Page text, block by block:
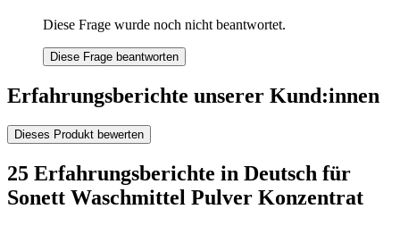
Diese Frage wurde noch nicht beantwortet.
Diese Frage beantworten
Erfahrungsberichte unserer Kund:innen
Dieses Produkt bewerten
25 Erfahrungsberichte in Deutsch für
Sonett Waschmittel Pulver Konzentrat